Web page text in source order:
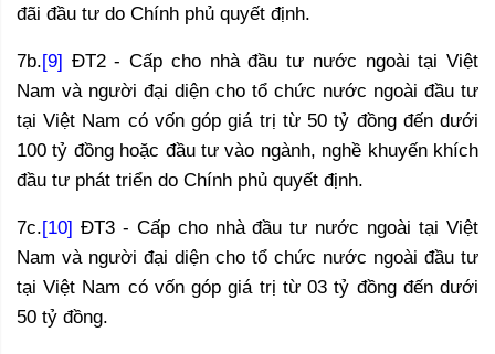
đãi đầu tư do Chính phủ quyết định.
7b.[9] ĐT2 - Cấp cho nhà đầu tư nước ngoài tại Việt
Nam và người đại diện cho tổ chức nước ngoài đầu tư
tại Việt Nam có vốn góp giá trị từ 50 tỷ đồng đến dưới
100 tỷ đồng hoặc đầu tư vào ngành, nghề khuyến khích
đầu tư phát triển do Chính phủ quyết định.
7c.[10] ĐT3 - Cấp cho nhà đầu tư nước ngoài tại Việt
Nam và người đại diện cho tổ chức nước ngoài đầu tư
tại Việt Nam có vốn góp giá trị từ 03 tỷ đồng đến dưới
50 tỷ đồng.